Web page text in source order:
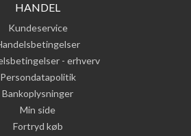
HANDEL
Kundeservice
- erhverv
Persondatapolitik
Bankoplysninger
Min side
Fortryd køb